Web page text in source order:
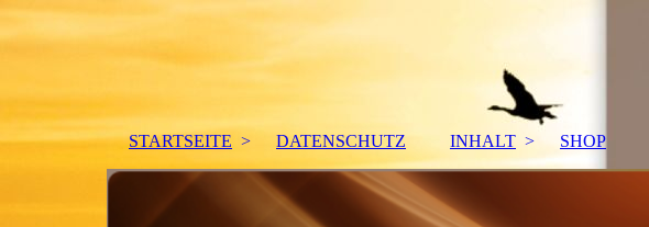
STARTSEITE DATENSCHUTZ INHALT SHOP